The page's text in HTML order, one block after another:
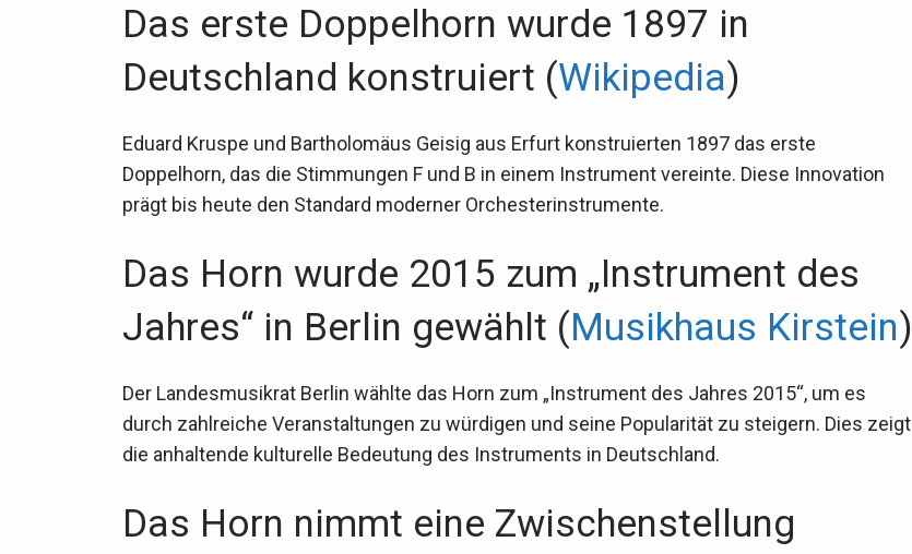
Das erste Doppelhorn wurde 1897 in
Deutschland konstruiert (Wikipedia)
Eduard Kruspe und Bartholomäus Geisig aus Erfurt konstruierten 1897 das erste
Doppelhorn, das die Stimmungen F und B in einem Instrument vereinte. Diese Innovation
prägt bis heute den Standard moderner Orchesterinstrumente.
Das Horn wurde 2015 zum „Instrument des
Jahres“ in Berlin gewählt (Musikhaus Kirstein)
Der Landesmusikrat Berlin wählte das Horn zum „Instrument des Jahres 2015“, um es
durch zahlreiche Veranstaltungen zu würdigen und seine Popularität zu steigern. Dies zeigt
die anhaltende kulturelle Bedeutung des Instruments in Deutschland.
Das Horn nimmt eine Zwischenstellung